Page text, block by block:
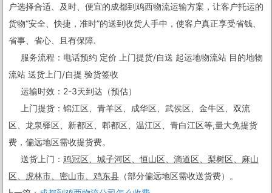
户选择合适、及时、便宜的成都到鸡西物流运输方案，让客户托运的
货物“安全、快捷，准时”的送到收货人手中，使客户真正享受省钱、
省事、省心、且有保障.
服务流程：电话预约 定价 上门提货/自送 起运地物流站 目的地物
流站 送货上门/自提 验货签收
运输时效：2-3天到达（预估）
上门提货：锦江区、青羊区、成华区、武侯区、金牛区、双流
区、龙泉驿区、新都区、郫都区、温江区、青白江区等,量大免提货
费，偏远地区需收提货费。
送货上门： 鸡冠区、城子河区、恒山区、滴道区、梨树区、麻山
区、虎林市、密山市、鸡东县 （部分偏远地区需收送货费）。